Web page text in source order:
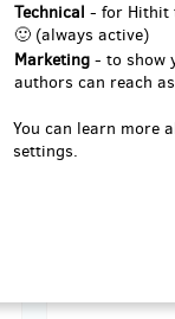
Technical - for Hithit
🙂 (always active)
Marketing - to show
authors can reach
You can learn more
settings.